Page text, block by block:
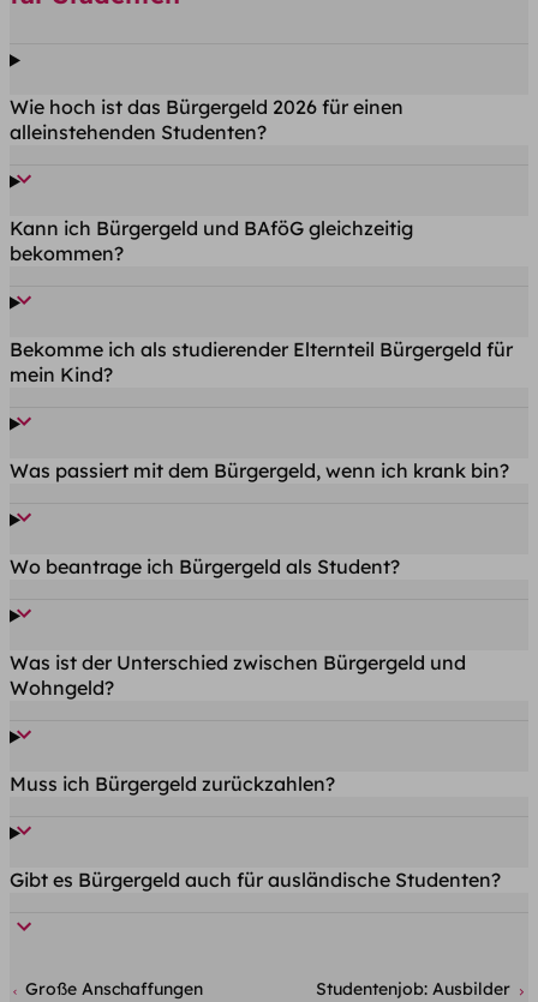
Wie hoch ist das Bürgergeld 2026 für einen
alleinstehenden Studenten?
Kann ich Bürgergeld und BAföG gleichzeitig
bekommen?
Bekomme ich als studierender Elternteil Bürgergeld für
mein Kind?
Was passiert mit dem Bürgergeld, wenn ich krank bin?
Wo beantrage ich Bürgergeld als Student?
Was ist der Unterschied zwischen Bürgergeld und
Wohngeld?
Muss ich Bürgergeld zurückzahlen?
Gibt es Bürgergeld auch für ausländische Studenten?
Große Anschaffungen
Studentenjob: Ausbilder